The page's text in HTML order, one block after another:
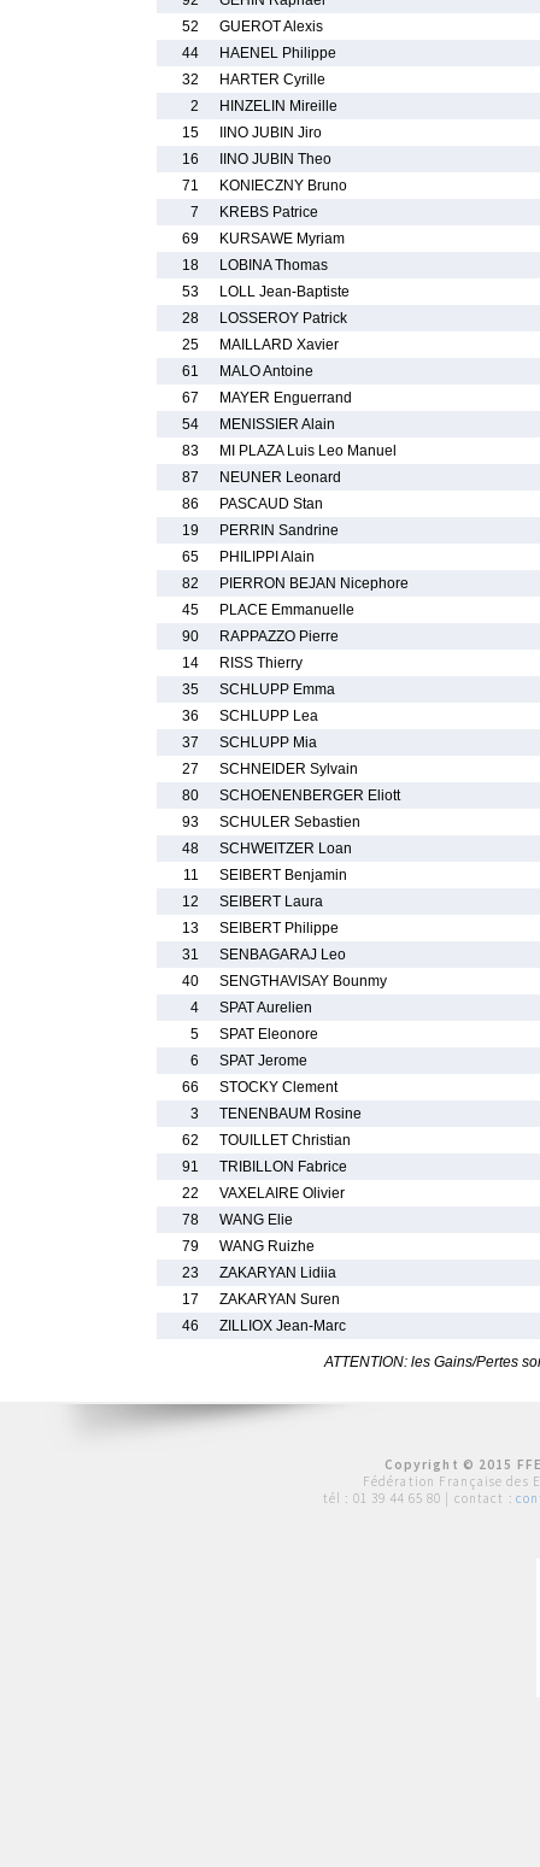
52
GUEROT Alexis
44
HAENEL Philippe
32
HARTER Cyrille
2
HINZELIN Mireille
15
IINO JUBIN Jiro
16
IINO JUBIN Theo
71
KONIECZNY Bruno
7
KREBS Patrice
69
KURSAWE Myriam
18
LOBINA Thomas
53
LOLL Jean-Baptiste
28
LOSSEROY Patrick
25
MAILLARD Xavier
61
MALO Antoine
67
MAYER Enguerrand
54
MENISSIER Alain
83
MI PLAZA Luis Leo Manuel
87
NEUNER Leonard
86
PASCAUD Stan
19
PERRIN Sandrine
65
PHILIPPI Alain
82
PIERRON BEJAN Nicephore
45
PLACE Emmanuelle
90
RAPPAZZO Pierre
14
RISS Thierry
35
SCHLUPP Emma
36
SCHLUPP Lea
37
SCHLUPP Mia
27
SCHNEIDER Sylvain
80
SCHOENENBERGER Eliott
93
SCHULER Sebastien
48
SCHWEITZER Loan
11
SEIBERT Benjamin
12
SEIBERT Laura
13
SEIBERT Philippe
31
SENBAGARAJ Leo
40
SENGTHAVISAY Bounmy
4
SPAT Aurelien
5
SPAT Eleonore
6
SPAT Jerome
66
STOCKY Clement
3
TENENBAUM Rosine
62
TOUILLET Christian
91
TRIBILLON Fabrice
22
VAXELAIRE Olivier
78
WANG Elie
79
WANG Ruizhe
23
ZAKARYAN Lidiia
17
ZAKARYAN Suren
46
ZILLIOX Jean-Marc
ATTENTION: les Gains/Pertes
Copyright © 2015
Fédération Française des
tél : 01 39 44 65 80 | contact :